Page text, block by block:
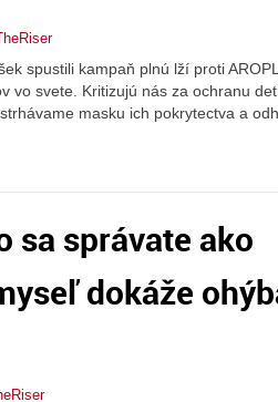
spustili kampaň plnú lží proti
vo svete. Kritizujú nás za ochranu
masku ich pokrytectva a
sa správate ako
dokáže